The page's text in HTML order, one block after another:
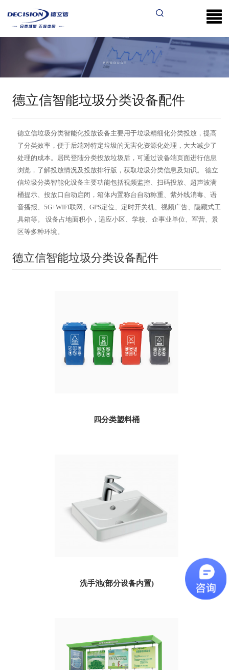
德立信智能垃圾分类设备配件
德立信垃圾分类智能化投放设备主要用于垃圾精细化分类投放，提高
了分类效率，便于后端对特定垃圾的无害化资源化处理，大大减少了
处理的成本。居民登陆分类投放垃圾后，可通过设备端页面进行信息
浏览，了解投放情况及投放排行版，获取垃圾分类信息及知识。 德立
信垃圾分类智能化设备主要功能包括视频监控、扫码投放、超声波满
桶提示、投放口自动启闭，箱体内置称台自动称重、紫外线消毒、语
音播报、5G+WIFI联网、GPS定位、定时开关机、视频广告、隐藏式工
具箱等。 设备占地面积小，适应小区、学校、企事业单位、军营、景
区等多种环境。
德立信智能垃圾分类设备配件
四分类塑料桶
洗手池(部分设备内置)